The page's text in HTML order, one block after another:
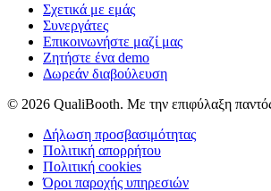
Σχετικά με εμάς
Συνεργάτες
Επικοινωνήστε μαζί μας
Ζητήστε ένα demo
Δωρεάν διαβούλευση
© 2026 QualiBooth. Με την επιφύλαξη
Δήλωση προσβασιμότητας
Πολιτική απορρήτου
Πολιτική cookies
Όροι παροχής υπηρεσιών